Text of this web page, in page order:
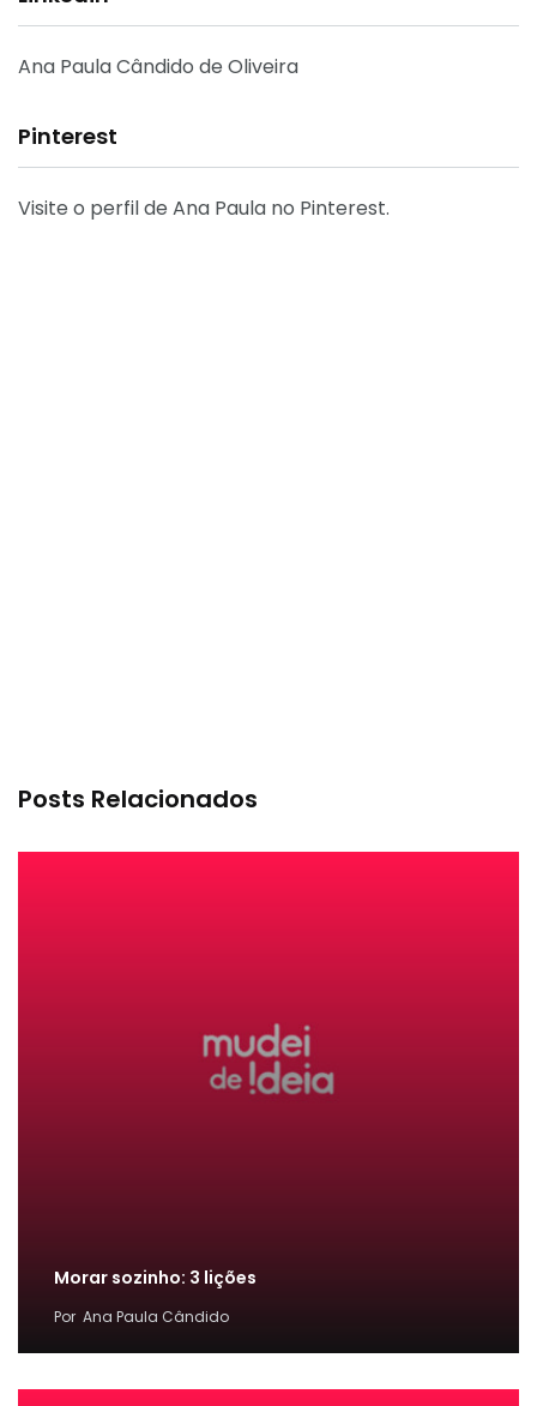
Ana Paula Cândido de Oliveira
Pinterest
Visite o perfil de Ana Paula no Pinterest.
Posts Relacionados
Morar sozinho: 3 lições
Por Ana Paula Cândido